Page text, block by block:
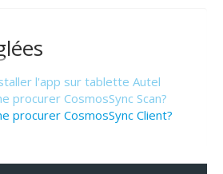
l'app sur tablette Autel
procurer CosmosSync Scan?
procurer CosmosSync Client?